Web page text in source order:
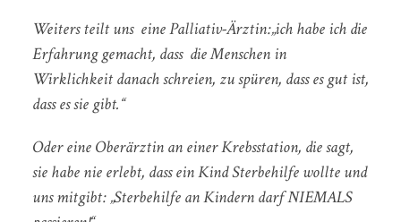
Weiters teilt uns eine Palliativ-Ärztin:„ich habe ich die
Erfahrung gemacht, dass die Menschen in
Wirklichkeit danach schreien, zu spüren, dass es gut ist,
dass es sie gibt.“
Oder eine Oberärztin an einer Krebsstation, die sagt,
sie habe nie erlebt, dass ein Kind Sterbehilfe wollte und
uns mitgibt: „Sterbehilfe an Kindern darf NIEMALS